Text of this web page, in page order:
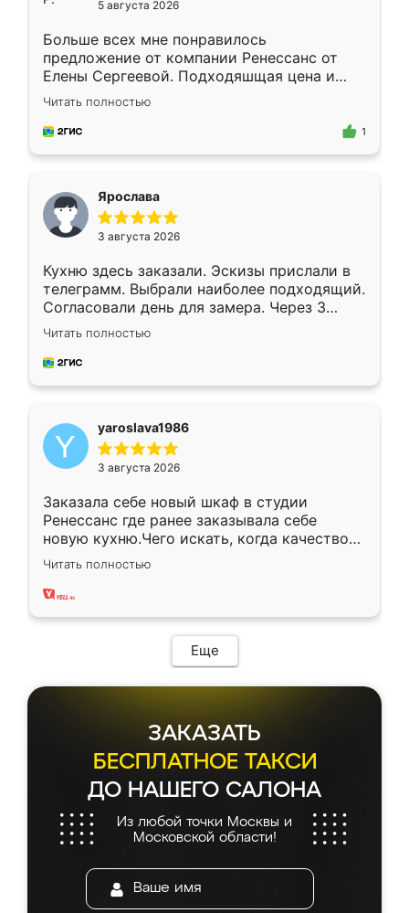
5 августа 2026
Больше всех мне понравилось
предложение от компании Ренессанс от
Елены Сергеевой. Подходяшщая цена и
короткие сроки изготовления. Приехавший
для замера сотрудник Владислав
предложил по моему эскизу самый
Читать полностью
1
Ярослава
3 августа 2026
Кухню здесь заказали. Эскизы прислали в
телеграмм. Выбрали наиболее подходящий.
Согласовали день для замера. Через 3
недели кухня была уже готова. Остались
довольны работой. Спасибо Ренессанс
мебель за качественную работу!
Читать полностью
yaroslava1986
3 августа 2026
Заказала себе новый шкаф в студии
Ренессанс где ранее заказывала себе
новую кухню.Чего искать, когда качеством
вполне довольна. Служит кухня уже почти
два года, нареканий нет.
Читать полностью
Еще
ЗАКАЗАТЬ
БЕСПЛАТНОЕ ТАКСИ
ДО НАШЕГО САЛОНА
Из любой точки Москвы и
Московской области!